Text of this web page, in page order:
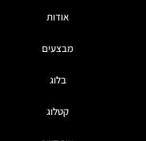
אודות
מבצעים
בלוג
קטלוג